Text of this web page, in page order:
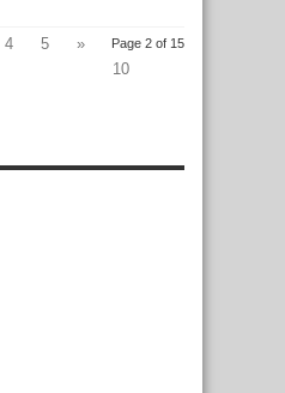
Page 2 of 15
4 5
»
10